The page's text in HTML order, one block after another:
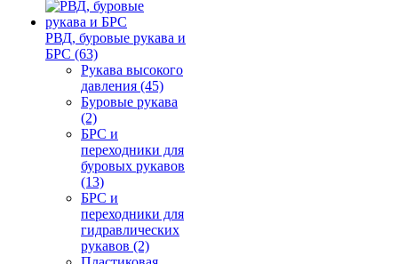
РВД, буровые рукава и
БРС (63)
Рукава высокого
давления (45)
Буровые рукава
(2)
БРС и
переходники для
буровых рукавов
(13)
БРС и
переходники для
гидравлических
рукавов (2)